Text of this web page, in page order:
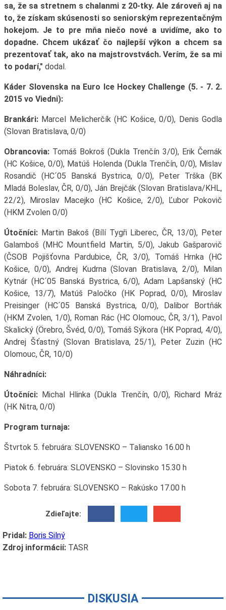
sa, že sa stretnem s chalanmi z 20-tky. Ale zároveň aj na
to, že získam skúsenosti so seniorským reprezentačným
hokejom. Je to pre mňa niečo nové a uvidíme, ako to
dopadne. Chcem ukázať čo najlepší výkon a chcem sa
prezentovať tak, ako na majstrovstvách. Verím, že sa mi
to podarí," dodal.
Káder Slovenska na Euro Ice Hockey Challenge (5. - 7. 2.
2015 vo Viedni):
Brankári:Marcel Melicherčík (HC Košice, 0/0), Denis Godla
(Slovan Bratislava, 0/0)
Obrancovia:Tomáš Bokroš (Dukla Trenčín 3/0), Erik Černák
(HC Košice, 0/0), Matúš Holenda (Dukla Trenčín, 0/0), Mislav
Rosandič (HC´05 Banská Bystrica, 0/0), Peter Trška (BK
Mladá Boleslav, ČR, 0/0), Ján Brejčák (Slovan Bratislava/KHL,
22/2), Miroslav Macejko (HC Košice, 2/0), Ľubor Pokovič
(HKM Zvolen 0/0)
Útočníci:Martin Bakoš (Bílí Tygři Liberec, ČR, 13/0), Peter
Galamboš (MHC Mountfield Martin, 5/0), Jakub Gašparovič
(ČSOB Pojišťovna Pardubice, ČR, 3/0), Tomáš Hrnka (HC
Košice, 0/0), Andrej Kudrna (Slovan Bratislava, 2/0), Milan
Kytnár (HC´05 Banská Bystrica, 6/0), Adam Lapšanský (HC
Košice, 13/7), Matúš Paločko (HK Poprad, 0/0), Miroslav
Preisinger (HC´05 Banská Bystrica, 0/0), Dalibor Bortňák
(HKM Zvolen, 1/0), Roman Rác (HC Olomouc, ČR, 3/1), Pavol
Skalický (Örebro, Švéd, 0/0), Tomáš Sýkora (HK Poprad, 4/0),
Andrej Šťastný (Slovan Bratislava, 25/1), Peter Zuzin (HC
Olomouc, ČR, 10/0)
Náhradníci:
Útočníci:Michal Hlinka (Dukla Trenčín, 0/0), Richard Mráz
(HK Nitra, 0/0)
Program turnaja:
Štvrtok 5. februára: SLOVENSKO – Taliansko 16.00 h
Piatok 6. februára: SLOVENSKO – Slovinsko 15.30 h
Sobota 7. februára: SLOVENSKO – Rakúsko 17.00 h
Zdieľajte:
Pridal: Boris Silný
Zdroj informácií:TASR
DISKUSIA